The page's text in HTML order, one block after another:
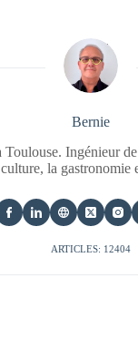
Bernie
Ingénieur
la
ARTICLES: 12404